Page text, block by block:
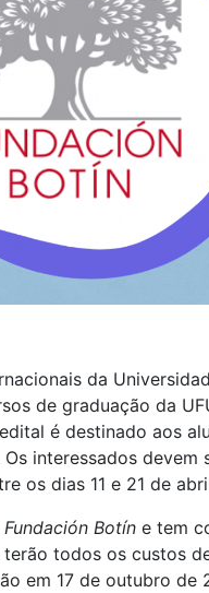
da
de graduação da
edital é destinado aos
interessados devem
os dias 11 e 21 de
Fundación Botín e tem
todos os custos
em 17 de outubro